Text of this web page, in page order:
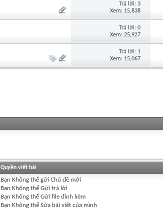
Trả lời: 3
Xem: 15,838
Trả lời: 0
Xem: 25,927
Trả lời: 1
Xem: 15,067
Quyền viết bài
Bạn Không thểgửi Chủ đề mới
Bạn Không thểGửi trả lời
Bạn Không thểGửi file đính kèm
Bạn Không thểSửa bài viết của mình